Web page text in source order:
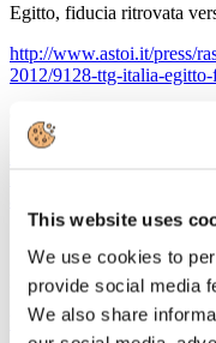
This website uses
We use cookies to
provide social media
We also share
Egitto, fiducia ritrovata
http://www.astoi.it/press/
2012/9128-ttg-italia-
Giannetti, bene elezione
http://www.astoi.it/press/
Nardo Filippetti nuovo
http://www.astoi.it/press/